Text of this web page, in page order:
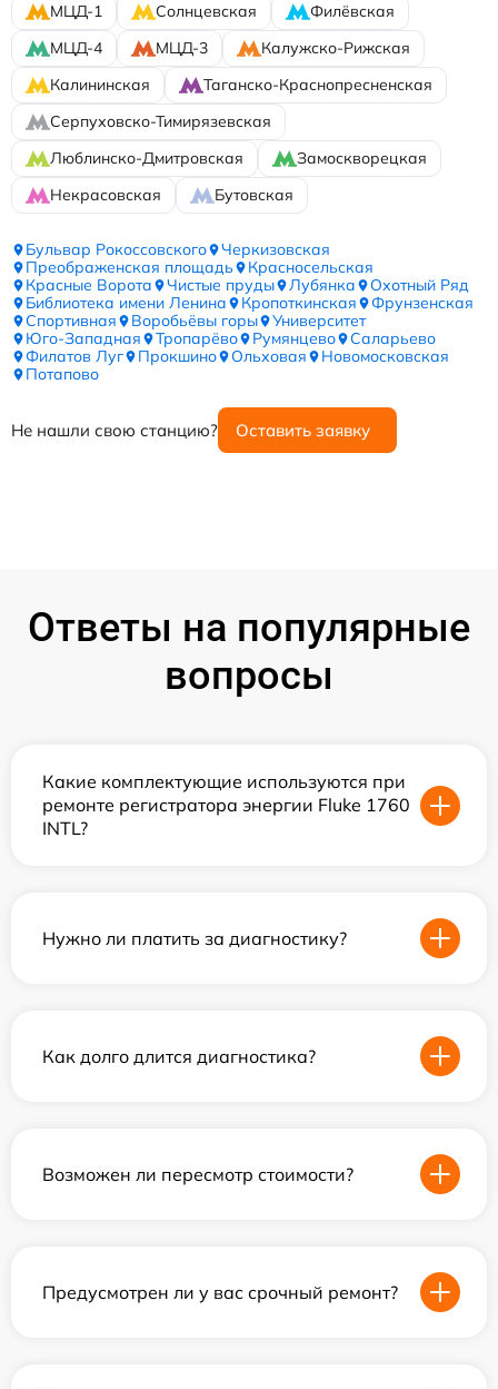
МЦД-1
Солнцевская
Филёвская
МЦД-4
МЦД-3
Калужско-Рижская
Калининская
Таганско-Краснопресненская
Серпуховско-Тимирязевская
Люблинско-Дмитровская
Замоскворецкая
Некрасовская
Бутовская
Бульвар Рокоссовского
Черкизовская
Преображенская площадь
Красносельская
Красные Ворота
Чистые пруды Лубянка
Охотный Ряд
Библиотека имени Ленина
Кропоткинская
Фрунзенская
Спортивная
Воробьёвы горы
Университет
Юго-Западная
Тропарёво Румянцево
Саларьево
Филатов Луг
Прокшино Ольховая
Новомосковская
Потапово
Не нашли свою станцию? Оставить заявку
Ответы на популярные
вопросы
Какие комплектующие используются при
ремонте регистратора энергии Fluke 1760
INTL?
Нужно ли платить за диагностику?
Как долго длится диагностика?
Возможен ли пересмотр стоимости?
Предусмотрен ли у вас срочный ремонт?